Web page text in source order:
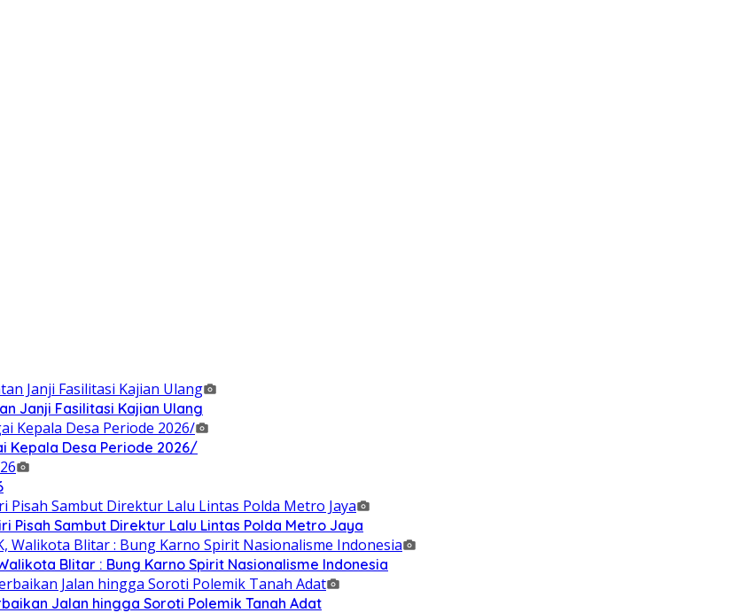
Janji Fasilitasi Kajian Ulang
Kepala Desa Periode 2026/
Pisah Sambut Direktur Lalu Lintas Polda Metro Jaya
Blitar : Bung Karno Spirit Nasionalisme Indonesia
Jalan hingga Soroti Polemik Tanah Adat